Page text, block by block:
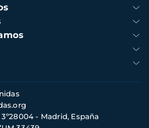
- Madrid, España